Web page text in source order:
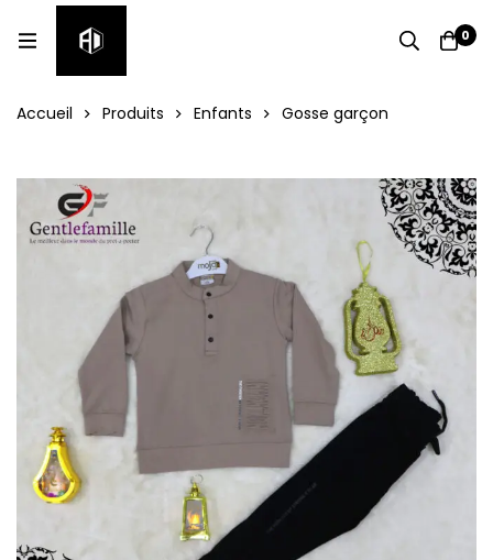
0
Accueil Produits Enfants Gosse garçon